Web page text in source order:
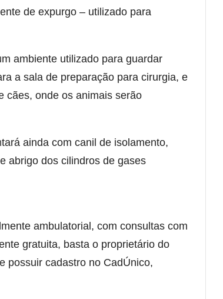
de expurgo – utilizado para
ambiente utilizado para guardar
a sala de preparação para cirurgia, e
cães, onde os animais serão
ainda com canil de isolamento,
abrigo dos cilindros de gases
ambulatorial, com consultas com
gratuita, basta o proprietário do
possuir cadastro no CadÚnico,